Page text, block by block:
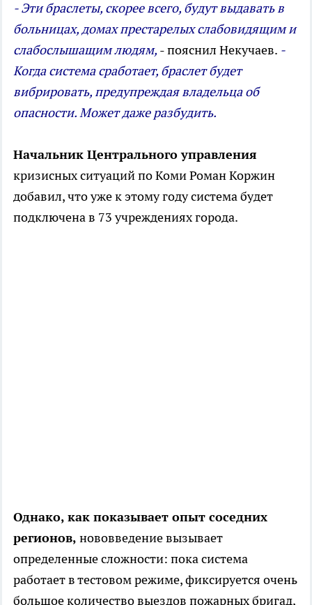
- Эти браслеты, скорее всего, будут выдавать в
больницах, домах престарелых слабовидящим и
слабослышащим людям, - пояснил Некучаев. -
Когда система сработает, браслет будет
вибрировать, предупреждая владельца об
опасности. Может даже разбудить.
Начальник Центрального управления
кризисных ситуаций по Коми Роман Коржин
добавил, что уже к этому году система будет
подключена в 73 учреждениях города.
Однако, как показывает опыт соседних
регионов, нововведение вызывает
определенные сложности: пока система
работает в тестовом режиме, фиксируется очень
большое количество выездов пожарных бригад,